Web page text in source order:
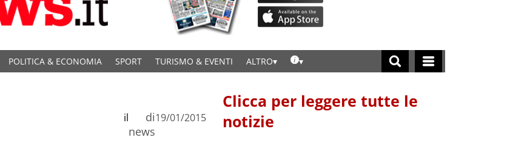
POLITICA & ECONOMIA SPORT TURISMO & EVENTI ALTRO
di
news
il 19/01/2015
Clicca per leggere tutte le
notizie